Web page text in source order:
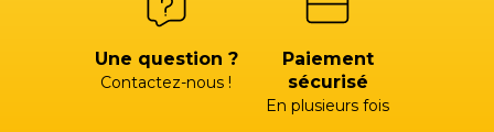
Une question ?
Contactez-nous !
Paiement
sécurisé
En plusieurs fois